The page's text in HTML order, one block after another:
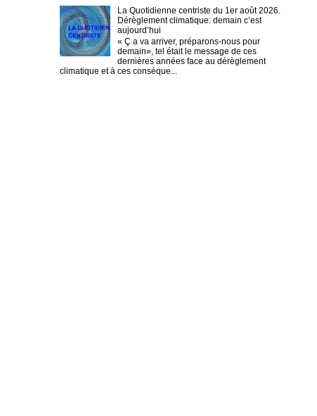
La Quotidienne centriste du 1er août 2026.
Dérèglement climatique: demain c’est
aujourd’hui
« Ç a va arriver, préparons-nous pour
demain», tel était le message de ces
dernières années face au dérèglement
climatique et à ces conséque...